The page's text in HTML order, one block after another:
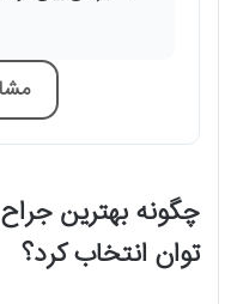
چگونه بهترین
توان انتخاب کرد؟